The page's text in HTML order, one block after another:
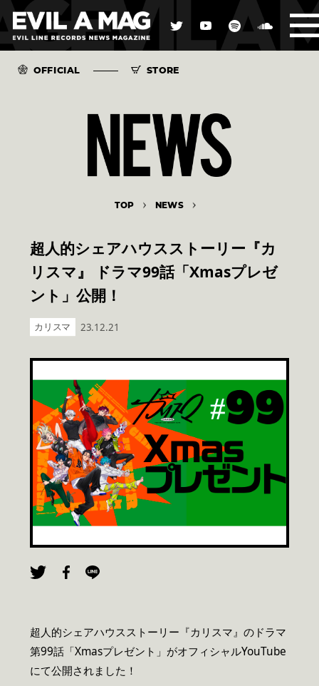
OFFICIAL STORE
TOP NEWS
超人的シェアハウスストーリー『カ
リスマ』 ドラマ99話「Xmasプレゼ
ント」公開！
カリスマ 23.12.21
超人的シェアハウスストーリー『カリスマ』のドラマ
第99話「Xmasプレゼント」がオフィシャルYouTube
にて公開されました！